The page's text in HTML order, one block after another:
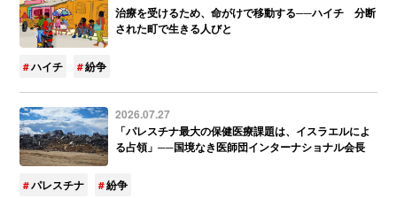
治療を受けるため、命がけで移動する──ハイチ 分断
された町で生きる人びと
ハイチ 紛争
2026.07.27
「パレスチナ最大の保健医療課題は、イスラエルによ
る占領」──国境なき医師団インターナショナル会長
パレスチナ 紛争